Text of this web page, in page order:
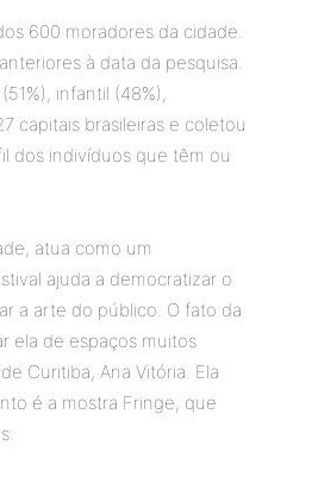
600 moradores da cidade.
à data da pesquisa.
infantil (48%),
capitais brasileiras e coletou
dos indivíduos que têm ou
atua como um
ajuda a democratizar o
a arte do público. O fato da
ela de espaços muitos
Curitiba, Ana Vitória. Ela
é a mostra Fringe, que